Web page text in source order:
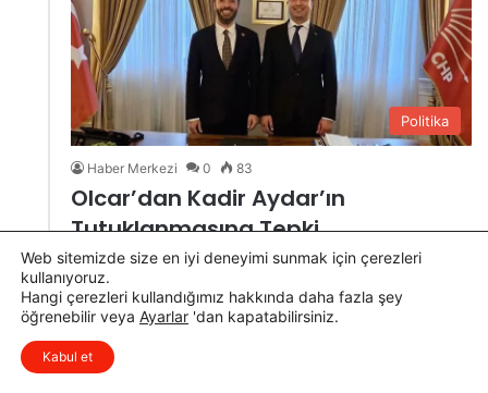
Politika
Haber Merkezi 0 83
Olcar’dan Kadir Aydar’ın
Tutuklanmasına Tepki
Osmaniye’nin Kadirli ilçesi Belediye Başkanı Mustafa
Mert Olcar, Adana’nın Ceyhan Belediye Başkanı Kadir
Aydar’ın tutuklanmasına yönelik sosyal medya
hesabından dikkat…
Web sitemizde size en iyi deneyimi sunmak için çerezleri
kullanıyoruz.
Hangi çerezleri kullandığımız hakkında daha fazla şey
öğrenebilir veya Ayarlar 'dan kapatabilirsiniz.
Kabul et